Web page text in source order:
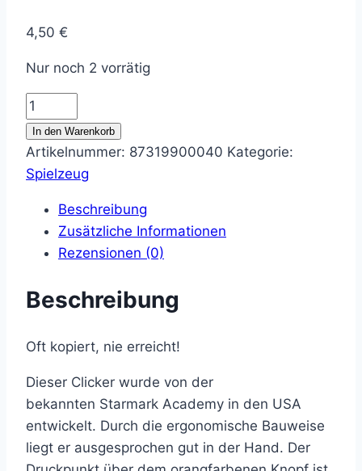
4,50 €
Nur noch 2 vorrätig
Starmark
Clicker
Menge
In den Warenkorb
Artikelnummer: 87319900040 Kategorie:
Spielzeug
Beschreibung
Zusätzliche Informationen
Rezensionen (0)
Beschreibung
Oft kopiert, nie erreicht!
Dieser Clicker wurde von der
bekannten Starmark Academy in den USA
entwickelt. Durch die ergonomische Bauweise
liegt er ausgesprochen gut in der Hand. Der